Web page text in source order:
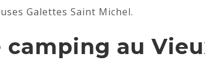
Galettes Saint Michel.
au